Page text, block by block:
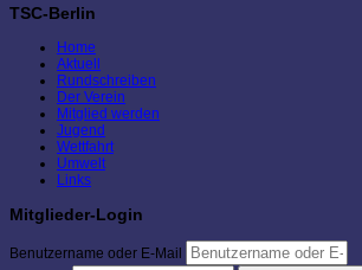
TSC-Berlin
Home
Aktuell
Rundschreiben
Der Verein
Mitglied werden
Jugend
Wettfahrt
Umwelt
Links
Mitglieder-Login
Benutzername oder E-Mail